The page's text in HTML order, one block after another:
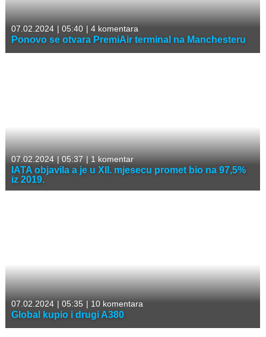
07.02.2024 | 05:40 | 4 komentara
Ponovo se otvara PremiAir terminal na Manchesteru
07.02.2024 |05:37 |1 komentar
IATA objavila a je u XII. mjesecu promet bio na 97,5%
iz 2019.
07.02.2024 | 05:35 | 10 komentara
Global kupio i drugi A380